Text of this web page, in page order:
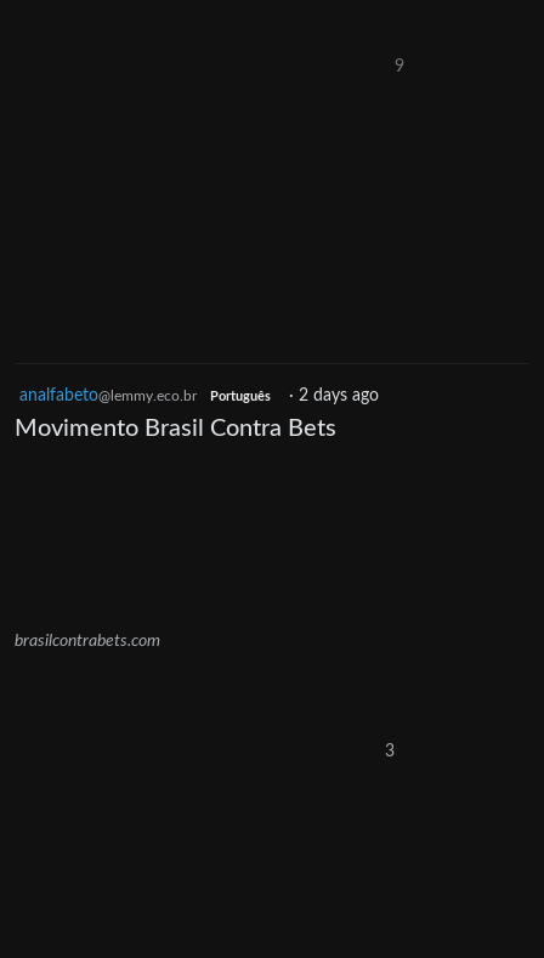
9
analfabeto@lemmy.eco.br Português · 2 days ago
Movimento Brasil Contra Bets
brasilcontrabets.com
3